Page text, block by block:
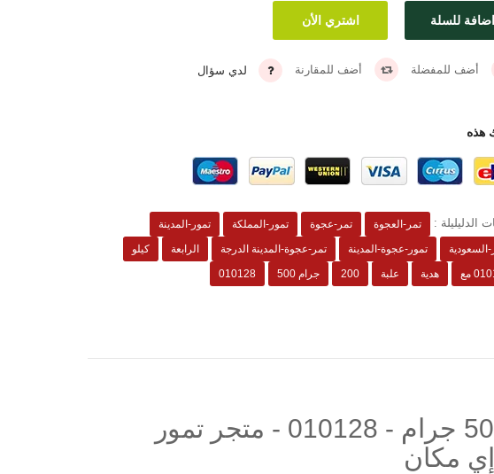
أضف للمفضلة أضف للمقارنة لدي سؤال
هذه
الدليليلة : تمر-العجوة تمر-عجوة تمور-المملكة
تمور-المدينة
السعودية
تمور-عجوة-المدينة تمر-عجوة-المدينة الدرجة الرابعة
كيلو
مع
هدية علبة 200 جرام 500 010128
عجوة المدينة - الدرجة الرابعة - 500 جرام - 010128 - متجر تمور
مكان